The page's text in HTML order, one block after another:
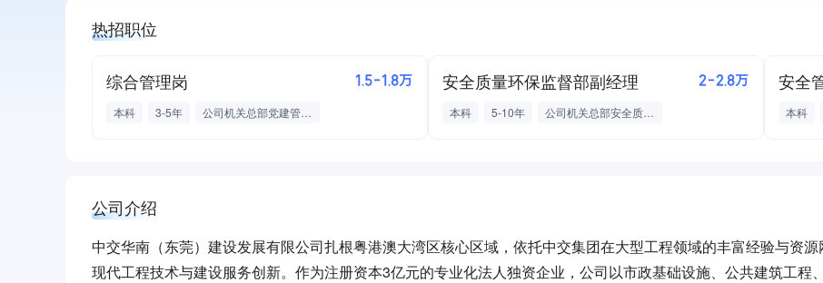
热招职位
综合管理岗 1.5-1.8万
本科 3-5年 公司机关总部党建管理岗位
安全质量环保监督部副经理 2-2.8万
本科 5-10年 公司机关总部安全质量管理
安全
本科
公司介绍
中交华南（东莞）建设发展有限公司扎根粤港澳大湾区核心区域，依托中交集团在大型工程领域的丰富经验与资源
现代工程技术与建设服务创新。作为注册资本3亿元的专业化法人独资企业，公司以市政基础设施、公共建筑工程